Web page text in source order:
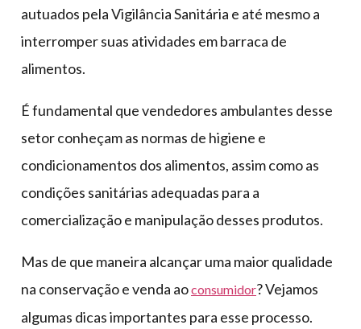
autuados pela Vigilância Sanitária e até mesmo a
interromper suas atividades em barraca de
alimentos.
É fundamental que vendedores ambulantes desse
setor conheçam as normas de higiene e
condicionamentos dos alimentos, assim como as
condições sanitárias adequadas para a
comercialização e manipulação desses produtos.
Mas de que maneira alcançar uma maior qualidade
na conservação e venda aoconsumidor? Vejamos
algumas dicas importantes para esse processo.